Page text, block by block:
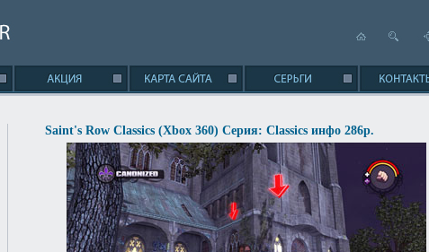
Saint's Row Classics (Xbox 360) Серия: Classics инфо 286p.